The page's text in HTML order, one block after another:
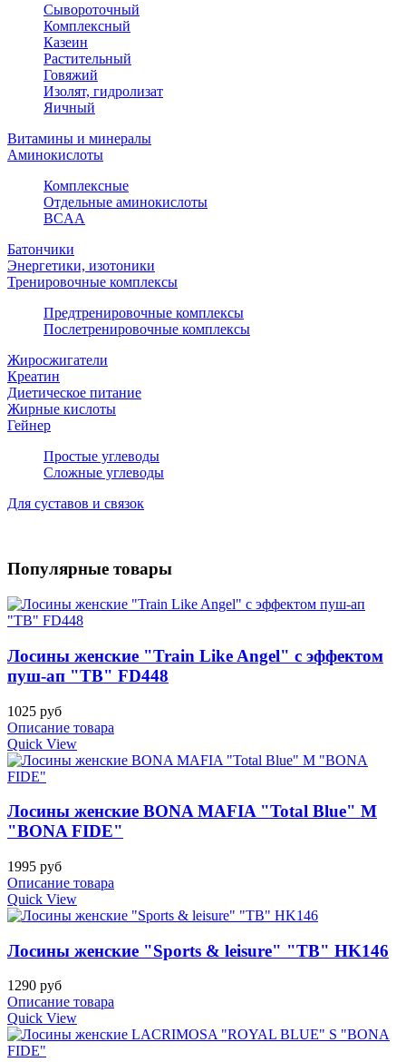
Сывороточный
Комплексный
Казеин
Растительный
Говяжий
Изолят, гидролизат
Яичный
Витамины и минералы
Аминокислоты
Комплексные
Отдельные аминокислоты
BCAA
Батончики
Энергетики, изотоники
Тренировочные комплексы
Предтренировочные комплексы
Послетренировочные комплексы
Жиросжигатели
Креатин
Диетическое питание
Жирные кислоты
Гейнер
Простые углеводы
Сложные углеводы
Для суставов и связок
Популярные товары
Лосины женские "Train Like Angel" с эффектом
пуш-ап "TB" FD448
1025 руб
Описание товара
Quick View
Лосины женские BONA MAFIA "Total Blue" M
"BONA FIDE"
1995 руб
Описание товара
Quick View
Лосины женские "Sports & leisure" "TB" HK146
1290 руб
Описание товара
Quick View